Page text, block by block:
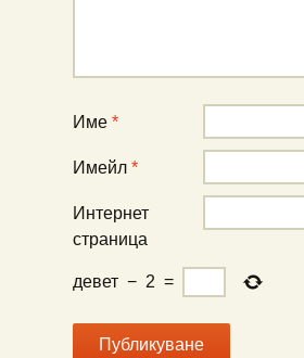
Име *
Имейл *
Интернет
страница
девет − 2 =